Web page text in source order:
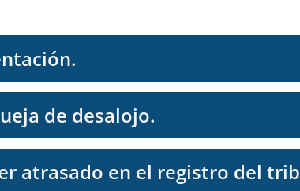
de desalojo.
atrasado en el registro del